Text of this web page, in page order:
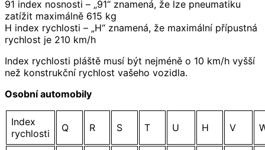
91 index nosnosti – „91“ znamená, že lze pneumatiku
zatížit maximálně 615 kg
H index rychlosti – „H“ znamená, že maximální přípustná
rychlost je 210 km/h
Index rychlosti pláště musí být nejméně o 10 km/h vyšší
než konstrukční rychlost vašeho vozidla.
Osobní automobily
Index
rychlosti
Q R S T U H V